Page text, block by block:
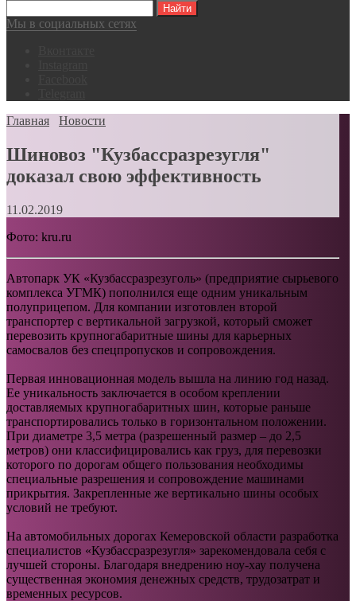
Мы в социальных сетях
Главная
Новости
Шиновоз "Кузбассразрезугля"
доказал свою эффективность
11.02.2019
Фото: kru.ru
Автопарк УК «Кузбассразрезуголь» (предприятие сырьевого
комплекса УГМК) пополнился еще одним уникальным
полуприцепом. Для компании изготовлен второй
транспортер с вертикальной загрузкой, который сможет
перевозить крупногабаритные шины для карьерных
самосвалов без спецпропусков и сопровождения.
Первая инновационная модель вышла на линию год назад.
Ее уникальность заключается в особом креплении
доставляемых крупногабаритных шин, которые раньше
транспортировались только в горизонтальном положении.
При диаметре 3,5 метра (разрешенный размер – до 2,5
метров) они классифицировались как груз, для перевозки
которого по дорогам общего пользования необходимы
специальные разрешения и сопровождение машинами
прикрытия. Закрепленные же вертикально шины особых
условий не требуют.
На автомобильных дорогах Кемеровской области разработка
специалистов «Кузбассразрезугля» зарекомендовала себя с
лучшей стороны. Благодаря внедрению ноу-хау получена
существенная экономия денежных средств, трудозатрат и
временных ресурсов.